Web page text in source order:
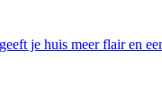
je huis meer flair en